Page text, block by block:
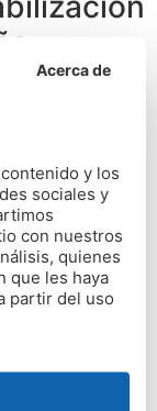
asfálticas
el tipo de
Estas
una limpieza
u otros
facilitar el
las
Acerca de
y los
sociales y
con nuestros
quienes
que les haya
partir del uso